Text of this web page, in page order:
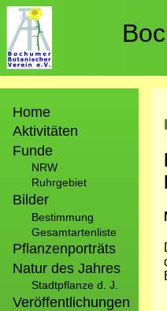
Direkt
zum
Inhalt
Home
Aktivitäten
Funde
NRW
Ruhrgebiet
Bilder
Bestimmung
Gesamtartenliste
Pflanzenporträts
Natur des Jahres
Stadtpflanze d. J.
Veröffentlichungen